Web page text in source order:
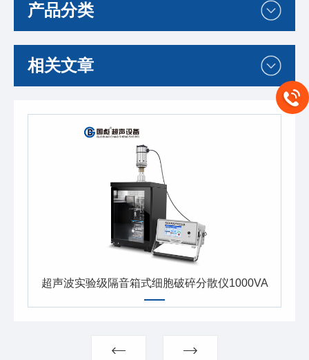
产品分类
相关文章
超声波实验级隔音箱式细胞破碎分散仪1000VA